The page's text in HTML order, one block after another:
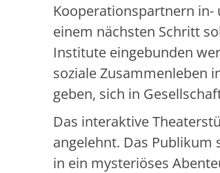
Kooperationspartnern
einem nächsten Schritt
Institute eingebunden
soziale Zusammenleben
geben, sich in
Das interaktive
angelehnt. Das Publikum
in ein mysteriöses